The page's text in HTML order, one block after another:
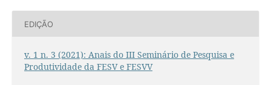
EDIÇÃO
v. 1 n. 3 (2021): Anais do III Seminário de Pesquisa e
Produtividade da FESV e FESVV